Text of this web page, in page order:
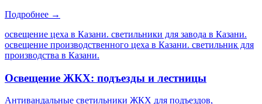
Подробнее →
освещение цеха в Казани. светильники для завода в Казани.
освещение производственного цеха в Казани. светильник для
производства в Казани.
Освещение ЖКХ: подъезды и лестницы
Антивандальные светильники ЖКХ для подъездов,